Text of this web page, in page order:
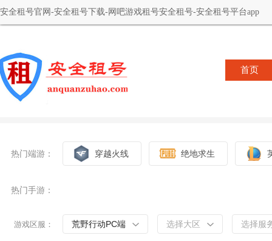
安全租号官网-安全租号下载-网吧游戏租号安全租号-安全租号平台app
首页
热门端游： 穿越火线 绝地求生
热门手游：
游戏区服： 荒野行动PC端 选择大区 选择服